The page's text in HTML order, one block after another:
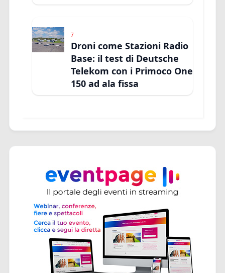
7
Droni come Stazioni Radio
Base: il test di Deutsche
Telekom con i Primoco One
150 ad ala fissa